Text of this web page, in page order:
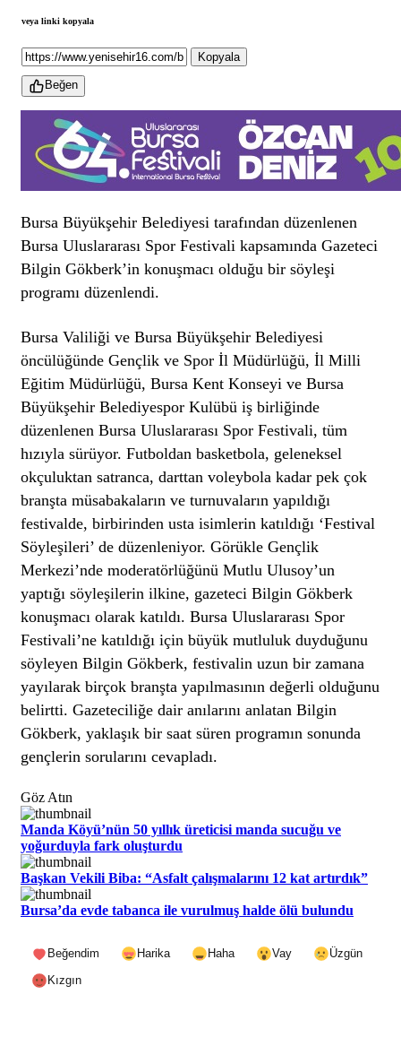
veya linki kopyala
Kopyala
Beğen
Bursa Büyükşehir Belediyesi tarafından düzenlenen
Bursa Uluslararası Spor Festivali kapsamında Gazeteci
Bilgin Gökberk’in konuşmacı olduğu bir söyleşi
programı düzenlendi.
Bursa Valiliği ve Bursa Büyükşehir Belediyesi
öncülüğünde Gençlik ve Spor İl Müdürlüğü, İl Milli
Eğitim Müdürlüğü, Bursa Kent Konseyi ve Bursa
Büyükşehir Belediyespor Kulübü iş birliğinde
düzenlenen Bursa Uluslararası Spor Festivali, tüm
hızıyla sürüyor. Futboldan basketbola, geleneksel
okçuluktan satranca, darttan voleybola kadar pek çok
branşta müsabakaların ve turnuvaların yapıldığı
festivalde, birbirinden usta isimlerin katıldığı ‘Festival
Söyleşileri’ de düzenleniyor. Görükle Gençlik
Merkezi’nde moderatörlüğünü Mutlu Ulusoy’un
yaptığı söyleşilerin ilkine, gazeteci Bilgin Gökberk
konuşmacı olarak katıldı. Bursa Uluslararası Spor
Festivali’ne katıldığı için büyük mutluluk duyduğunu
söyleyen Bilgin Gökberk, festivalin uzun bir zamana
yayılarak birçok branşta yapılmasının değerli olduğunu
belirtti. Gazeteciliğe dair anılarını anlatan Bilgin
Gökberk, yaklaşık bir saat süren programın sonunda
gençlerin sorularını cevapladı.
Göz Atın
Manda Köyü’nün 50 yıllık üreticisi manda sucuğu ve
yoğurduyla fark oluşturdu
Başkan Vekili Biba: “Asfalt çalışmalarını 12 kat artırdık”
Bursa’da evde tabanca ile vurulmuş halde ölü bulundu
Beğendim Harika Haha Vay
Üzgün
Kızgın